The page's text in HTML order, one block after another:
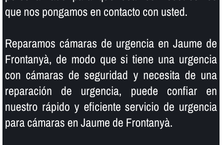
que nos pongamos en contacto con usted.
Reparamos cámaras de urgencia en Jaume de
Frontanyà, de modo que si tiene una urgencia
con cámaras de seguridad y necesita de una
reparación de urgencia, puede confiar en
nuestro rápido y eficiente servicio de urgencia
para cámaras en Jaume de Frontanyà.